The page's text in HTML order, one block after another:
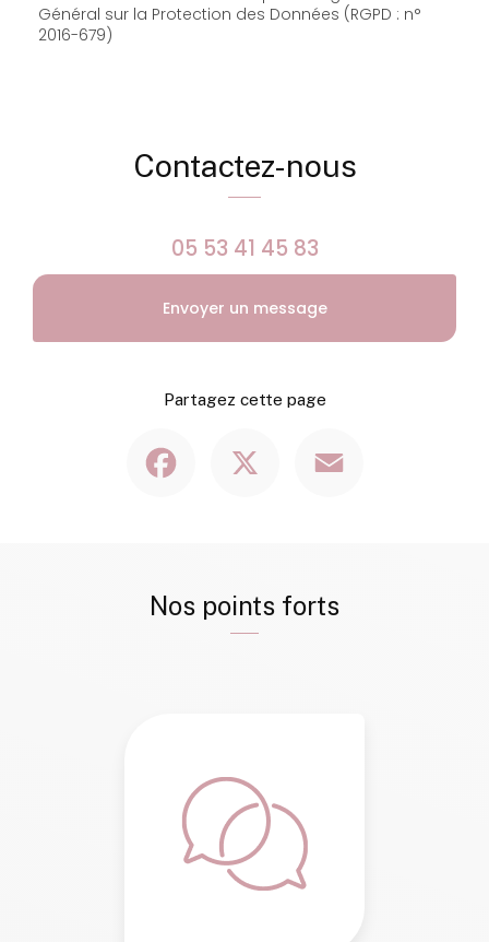
Général sur la Protection des Données (RGPD : n°
2016-679)
Contactez-nous
05 53 41 45 83
Envoyer un message
Partagez cette page
Nos points forts